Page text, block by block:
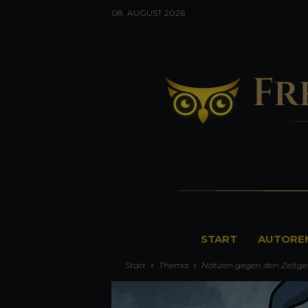
08. AUGUST 2026
START
Start Thema Notizen gegen den